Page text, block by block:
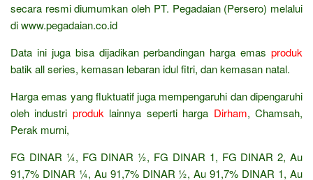
secara resmi diumumkan oleh PT. Pegadaian (Persero) melalui
di www.pegadaian.co.id
Data ini juga bisa dijadikan perbandingan harga emas produk
batik all series, kemasan lebaran idul fitri, dan kemasan natal.
Harga emas yang fluktuatif juga mempengaruhi dan dipengaruhi
oleh industri produklainnya seperti harga Dirham, Chamsah,
Perak murni,
FG DINAR ¼, FG DINAR ½, FG DINAR 1, FG DINAR 2, Au
91,7% DINAR ¼, Au 91,7% DINAR ½, Au 91,7% DINAR 1, Au